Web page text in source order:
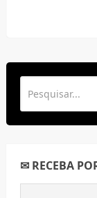
✉ RECEBA